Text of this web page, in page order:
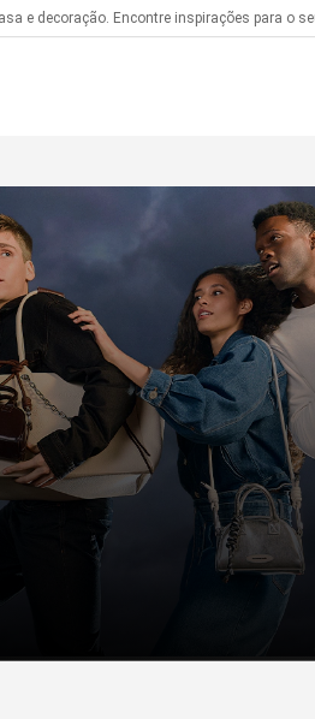
e decoração. Encontre inspirações para o